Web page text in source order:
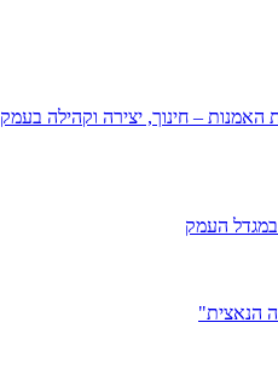
– חינוך, יצירה וקהילה בעמק
במגדל העמק
הנאצית"